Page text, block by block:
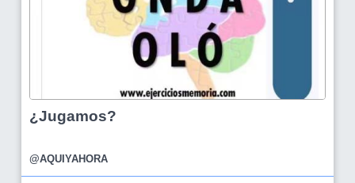
¿Jugamos?
@AQUIYAHORA